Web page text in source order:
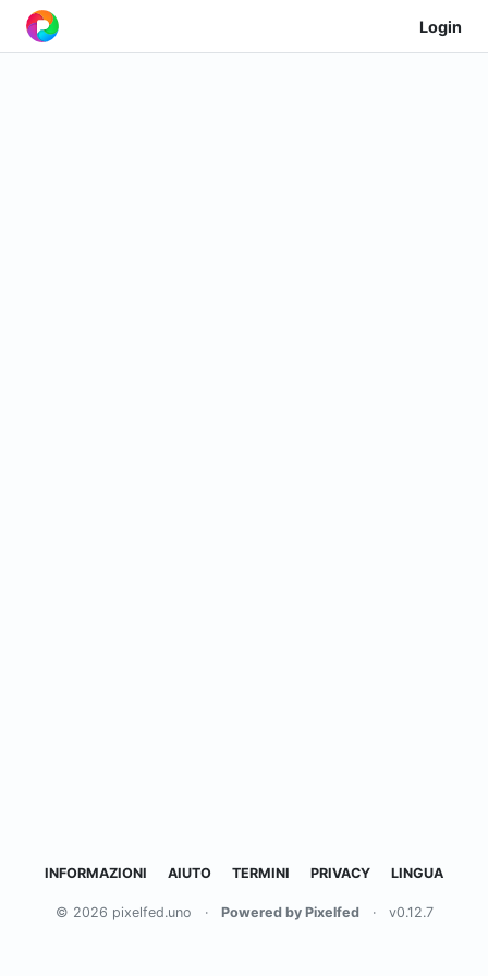
Login
INFORMAZIONI AIUTO TERMINI PRIVACY LINGUA
© 2026 pixelfed.uno · Powered by Pixelfed · v0.12.7